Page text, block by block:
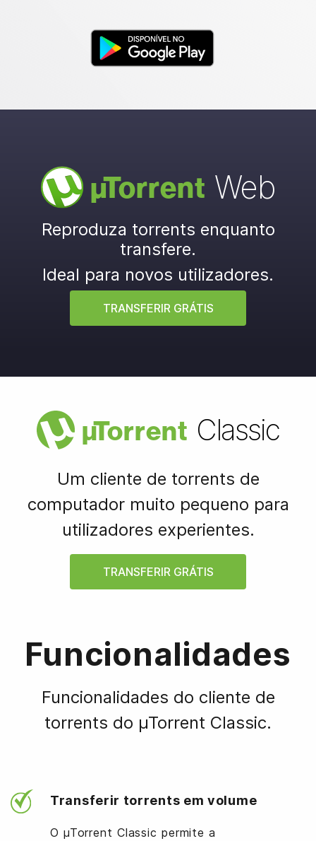
µTorrent Web
Reproduza torrents enquanto
transfere.
Ideal para novos utilizadores.
TRANSFERIR GRÁTIS
µTorrent Classic
Um cliente de torrents de
computador muito pequeno para
utilizadores experientes.
TRANSFERIR GRÁTIS
Funcionalidades
Funcionalidades do cliente de
torrents do µTorrent Classic.
Transferir torrents em volume
O µTorrent Classic permite a